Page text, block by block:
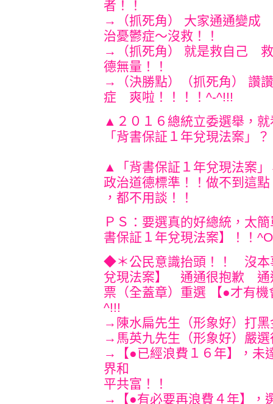
者！！
→（抓死角） 大家通通變成
治憂鬱症～沒救！！
→（抓死角） 就是救自己
德無量！！
→（決勝點）（抓死角） 讚
症 爽啦！！！！^-^!!!
▲２０１６總統立委選舉，
「背書保証１年兌現法案」？
▲「背書保証１年兌現法案
政治道德標準！！做不到這
，都不用談！！
ＰＳ：要選真的好總統，太
書保証１年兌現法案】！！
◆＊公民意識抬頭！！ 沒
兌現法案】 通通很抱歉 通
票（全蓋章）重選 【●才有
^!!!
→陳水扁先生（形象好
→馬英九先生（形象好）
→【●已經浪費１６年】，未
界和
平共富！！
→【●有必要再浪費４年】